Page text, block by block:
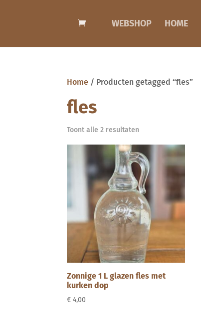
WEBSHOP HOME
Home / Producten getagged “fles”
fles
Toont alle 2 resultaten
Zonnige 1 L glazen fles met
kurken dop
€ 4,00